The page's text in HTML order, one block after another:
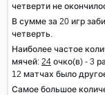
четверти не
В сумме за 20 игр
четверть.
Наиболее частое
мячей: 24 очко(в) - 3
12 матчах было
Самое большое